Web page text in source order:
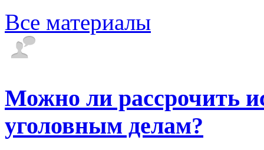
Все материалы
Можно ли рассрочить
уголовным делам?